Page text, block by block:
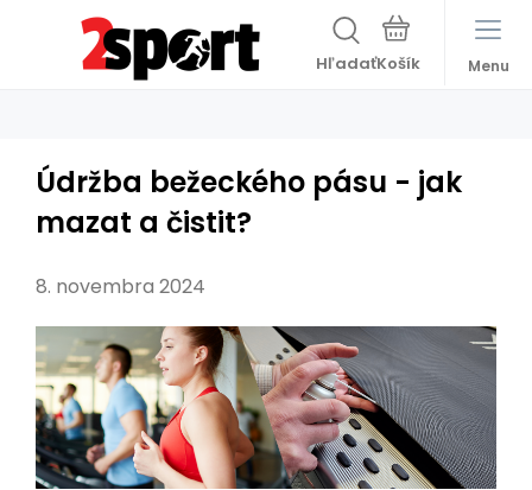
Hľadať Menu
Údržba bežeckého pásu - jak
mazat a čistit?
8. novembra 2024